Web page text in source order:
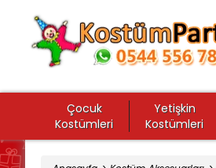
Çocuk
Kostümleri
Yetişkin
Kostümleri